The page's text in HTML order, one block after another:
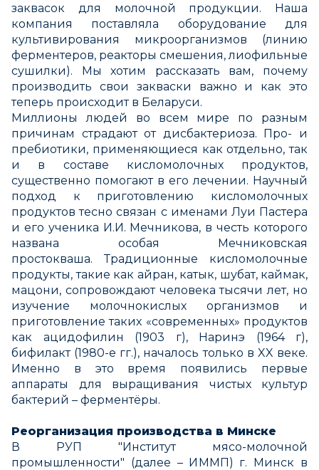
заквасок для молочной продукции. Наша
компания поставляла оборудование для
культивирования микроорганизмов (линию
ферментеров, реакторы смешения, лиофильные
сушилки). Мы хотим рассказать вам, почему
производить свои закваски важно и как это
теперь происходит в Беларуси.
Миллионы людей во всем мире по разным
причинам страдают от дисбактериоза. Про- и
пребиотики, применяющиеся как отдельно, так
и в составе кисломолочных продуктов,
существенно помогают в его лечении. Научный
подход к приготовлению кисломолочных
продуктов тесно связан с именами Луи Пастера
и его ученика И.И. Мечникова, в честь которого
названа особая Мечниковская
простокваша. Традиционные кисломолочные
продукты, такие как айран, катык, шубат, каймак,
мацони, сопровождают человека тысячи лет, но
изучение молочнокислых организмов и
приготовление таких «современных» продуктов
как ацидофилин (1903 г), Наринэ (1964 г),
бифилакт (1980-е гг.), началось только в XX веке.
Именно в это время появились первые
аппараты для выращивания чистых культур
бактерий – ферментёры.
Реорганизация производства в Минске
В РУП "Институт мясо-молочной
промышленности" (далее – ИММП) г. Минск в